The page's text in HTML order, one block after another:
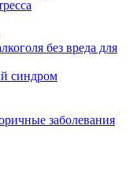
без вреда для
синдром
заболевания